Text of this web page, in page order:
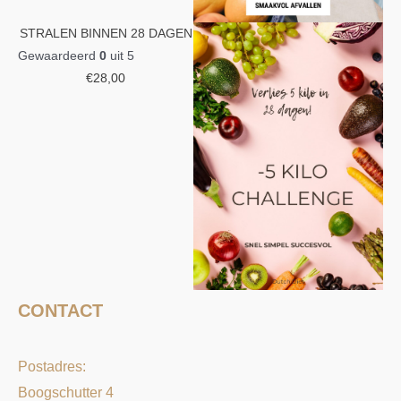
STRALEN BINNEN 28 DAGEN
Gewaardeerd 0 uit 5
€28,00
CONTACT
Postadres:
Boogschutter 4